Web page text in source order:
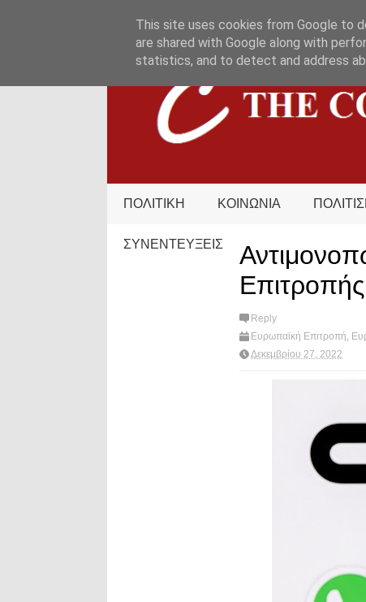
ΠΟΛΙΤΙΚΗ ΚΟΙΝΩΝΙΑ
ΣΥΝΕΝΤΕΥΞΕΙΣ
Reply
Ευρωπαϊκή Επιτροπή
Δεκεμβρίου 27, 2022
This site uses cookies from Google to
are shared with Google along with
statistics, and to detect and address